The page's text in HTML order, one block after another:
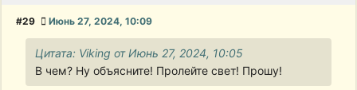
#29 Июнь 27, 2024, 10:09
Цитата: Viking от Июнь 27, 2024, 10:05
В чем? Ну объясните! Пролейте свет! Прошу!